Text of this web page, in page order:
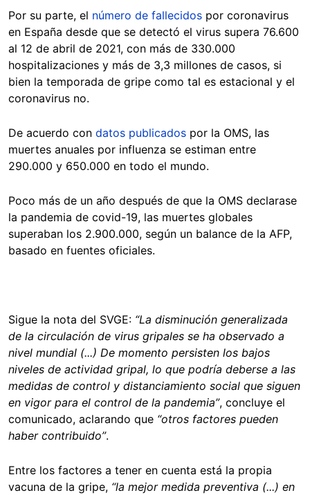
Por su parte, el número de fallecidos por coronavirus
en España desde que se detectó el virus supera 76.600
al 12 de abril de 2021, con más de 330.000
hospitalizaciones y más de 3,3 millones de casos, si
bien la temporada de gripe como tal es estacional y el
coronavirus no.
De acuerdo con datos publicados por la OMS, las
muertes anuales por influenza se estiman entre
290.000 y 650.000 en todo el mundo.
Poco más de un año después de que la OMS declarase
la pandemia de covid-19, las muertes globales
superaban los 2.900.000, según un balance de la AFP,
basado en fuentes oficiales.
Sigue la nota del SVGE: “La disminución generalizada
de la circulación de virus gripales se ha observado a
nivel mundial (...) De momento persisten los bajos
niveles de actividad gripal, lo que podría deberse a las
medidas de control y distanciamiento social que siguen
en vigor para el control de la pandemia”, concluye el
comunicado, aclarando que “otros factores pueden
haber contribuido”.
Entre los factores a tener en cuenta está la propia
vacuna de la gripe, “la mejor medida preventiva (...) en